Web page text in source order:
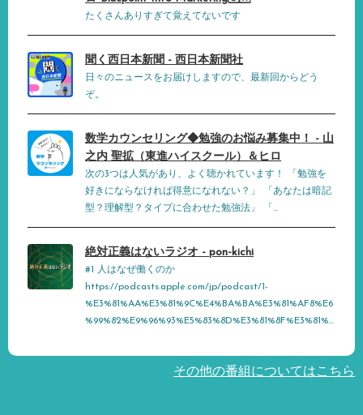
たくさんありすぎて覚えてないです
聞く西日本新聞 - 西日本新聞社
日々のニュースをお届けしますので、最新回からどう
ぞ。
数学カウンセリング◆勉強のお悩み募集中！ - 山
之内 聖拡（東進ハイスクール）＆ヒロ
次の3つは人気があり、よく聴かれています！ 「勉強を
好きにならなければ得意になれない？」 「あなたは暗記
型？理解型？タイプに合わせた勉強法」 「...
絶対正義はないラジオ - pon-kichi
#1 人はなぜ働くのか
https://podcasts.apple.com/jp/podcast/1-
%E3%81%AA%E3%81%9C%E4%BA%BA%E3%81%AF8%E6
%99%82%E9%96%93%E5%83%8D%E3%81%8F%E3%81%...
その他の番組についてはこちら